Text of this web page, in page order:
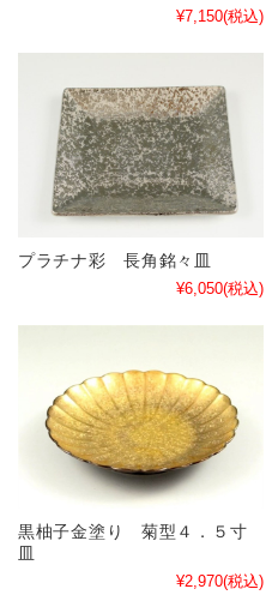
¥7,150(税込)
プラチナ彩 長角銘々皿
¥6,050(税込)
黒柚子金塗り 菊型４．５寸
皿
¥2,970(税込)